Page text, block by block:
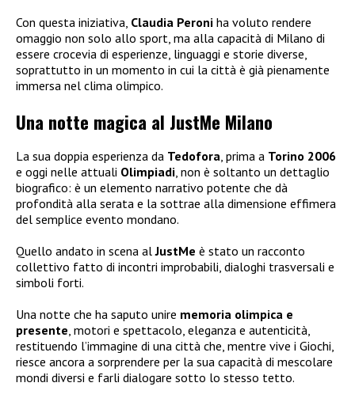
Con questa iniziativa, Claudia Peroni ha voluto rendere
omaggio non solo allo sport, ma alla capacità di Milano di
essere crocevia di esperienze, linguaggi e storie diverse,
soprattutto in un momento in cui la città è già pienamente
immersa nel clima olimpico.
Una notte magica al JustMe Milano
La sua doppia esperienza da Tedofora , prima a Torino 2006
e oggi nelle attuali Olimpiadi , non è soltanto un dettaglio
biografico: è un elemento narrativo potente che dà
profondità alla serata e la sottrae alla dimensione effimera
del semplice evento mondano.
Quello andato in scena alJustMe è stato un racconto
collettivo fatto di incontri improbabili, dialoghi trasversali e
simboli forti.
Una notte che ha saputo unire memoria olimpica e
presente , motori e spettacolo, eleganza e autenticità,
restituendo l’immagine di una città che, mentre vive i Giochi,
riesce ancora a sorprendere per la sua capacità di mescolare
mondi diversi e farli dialogare sotto lo stesso tetto.